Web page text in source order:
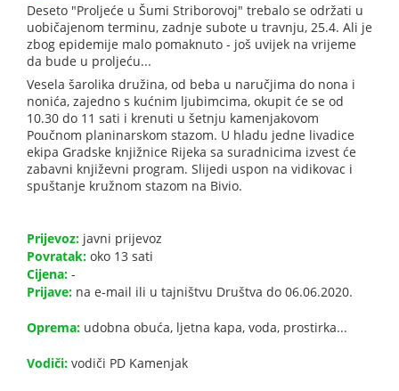
Deseto "Proljeće u Šumi Striborovoj" trebalo se održati u
uobičajenom terminu, zadnje subote u travnju, 25.4. Ali je
zbog epidemije malo pomaknuto - još uvijek na vrijeme
da bude u proljeću...
Vesela šarolika družina, od beba u naručjima do nona i
nonića, zajedno s kućnim ljubimcima, okupit će se od
10.30 do 11 sati i krenuti u šetnju kamenjakovom
Poučnom planinarskom stazom. U hladu jedne livadice
ekipa Gradske knjižnice Rijeka sa suradnicima izvest će
zabavni književni program. Slijedi uspon na vidikovac i
spuštanje kružnom stazom na Bivio.
Prijevoz: javni prijevoz
Povratak: oko 13 sati
Cijena: -
Prijave: na e-mail ili u tajništvu Društva do 06.06.2020.
Oprema: udobna obuća, ljetna kapa, voda, prostirka...
Vodiči: vodiči PD Kamenjak